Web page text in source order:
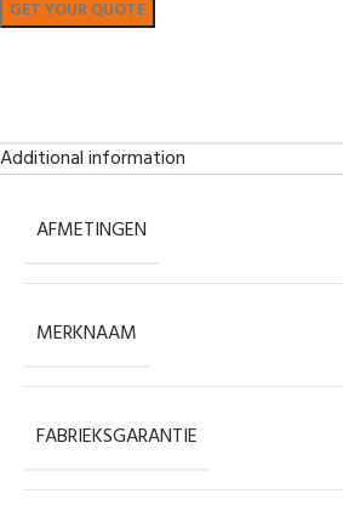
Additional information
AFMETINGEN
MERKNAAM
FABRIEKSGARANTIE